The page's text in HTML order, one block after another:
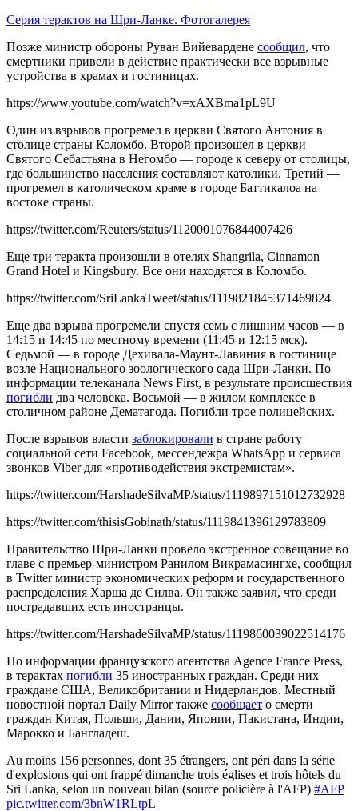
Серия терактов на Шри-Ланке. Фотогалерея
Позже министр обороны Руван Вийевардене сообщил, что
смертники привели в действие практически все взрывные
устройства в храмах и гостиницах.
https://www.youtube.com/watch?v=xAXBma1pL9U
Один из взрывов прогремел в церкви Святого Антония в
столице страны Коломбо. Второй произошел в церкви
Святого Себастьяна в Негомбо — городе к северу от столицы,
где большинство населения составляют католики. Третий —
прогремел в католическом храме в городе Баттикалоа на
востоке страны.
https://twitter.com/Reuters/status/1120001076844007426
Еще три теракта произошли в отелях Shangrila, Cinnamon
Grand Hotel и Kingsbury. Все они находятся в Коломбо.
https://twitter.com/SriLankaTweet/status/1119821845371469824
Еще два взрыва прогремели спустя семь с лишним часов — в
14:15 и 14:45 по местному времени (11:45 и 12:15 мск).
Седьмой — в городе Дехивала-Маунт-Лавиния в гостинице
возле Национального зоологического сада Шри-Ланки. По
информации телеканала News First, в результате происшествия
погибли два человека. Восьмой — в жилом комплексе в
столичном районе Дематагода. Погибли трое полицейских.
После взрывов власти заблокировали в стране работу
социальной сети Facebook, мессендежра WhatsApp и сервиса
звонков Viber для «противодействия экстремистам».
https://twitter.com/HarshadeSilvaMP/status/1119897151012732928
https://twitter.com/thisisGobinath/status/1119841396129783809
Правительство Шри-Ланки провело экстренное совещание во
главе с премьер-министром Ранилом Викрамасингхе, сообщил
в Twitter министр экономических реформ и государственного
распределения Харша де Силва. Он также заявил, что среди
пострадавших есть иностранцы.
https://twitter.com/HarshadeSilvaMP/status/1119860039022514176
По информации французского агентства Agence France Press,
в терактах погибли 35 иностранных граждан. Среди них
граждане США, Великобритании и Нидерландов. Местный
новостной портал Daily Mirror также сообщает о смерти
граждан Китая, Польши, Дании, Японии, Пакистана, Индии,
Марокко и Бангладеш.
Au moins 156 personnes, dont 35 étrangers, ont péri dans la série
d'explosions qui ont frappé dimanche trois églises et trois hôtels du
Sri Lanka, selon un nouveau bilan (source policière à l'AFP) #AFP
pic.twitter.com/3bnW1RLtpL